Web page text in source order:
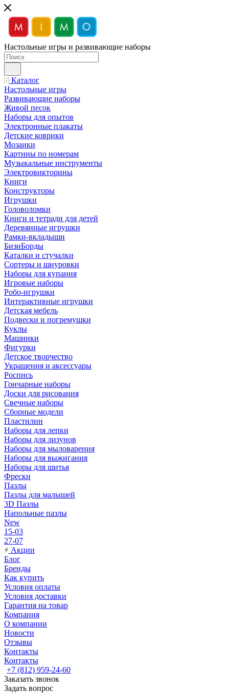
Настольные игры и развивающие наборы
Каталог
Настольные игры
Развивающие наборы
Живой песок
Наборы для опытов
Электронные плакаты
Детские коврики
Мозаики
Картины по номерам
Музыкальные инструменты
Электровикторины
Книги
Конструкторы
Игрушки
Головоломки
Книги и тетради для детей
Деревянные игрушки
Рамки-вкладыши
БизиБорды
Каталки и стучалки
Сортеры и шнуровки
Наборы для купания
Игровые наборы
Робо-игрушки
Интерактивные игрушки
Детская мебель
Подвески и погремушки
Куклы
Машинки
Фигурки
Детское творчество
Украшения и аксессуары
Роспись
Гончарные наборы
Доски для рисования
Свечные наборы
Сборные модели
Пластилин
Наборы для лепки
Наборы для лизунов
Наборы для мыловарения
Наборы для выжигания
Наборы для шитья
Фрески
Пазлы
Пазлы для малышей
3D Пазлы
Напольные пазлы
New
15-03
27-07
Акции
Блог
Бренды
Как купить
Условия оплаты
Условия доставки
Гарантия на товар
Компания
О компании
Новости
Отзывы
Контакты
Контакты
+7 (812) 959-24-60
Заказать звонок
Задать вопрос